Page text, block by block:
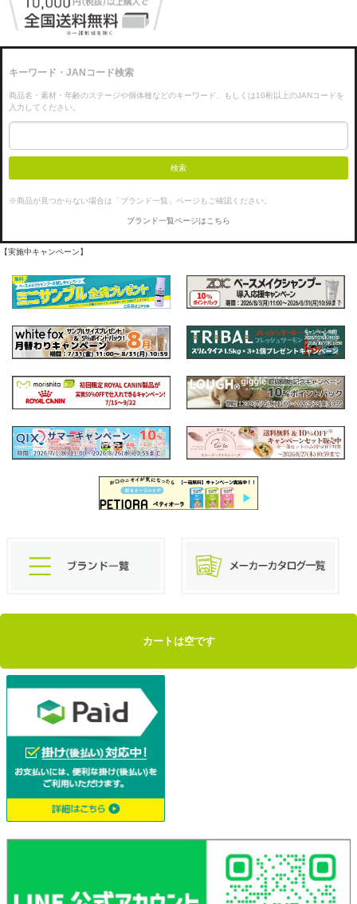
キーワード・JANコード検索
商品名・素材・年齢のステージや個体種などのキーワード、もしくは10桁以上のJANコードを
入力してください。
検索
※商品が見つからない場合は「ブランド一覧」ページもご確認ください。
ブランド一覧ページはこちら
【実施中キャンペーン】
カートは空です